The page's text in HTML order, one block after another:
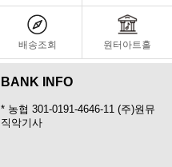
배송조회 원터아트홀
BANK INFO
* 농협 301-0191-4646-11 (주)원뮤
직악기사